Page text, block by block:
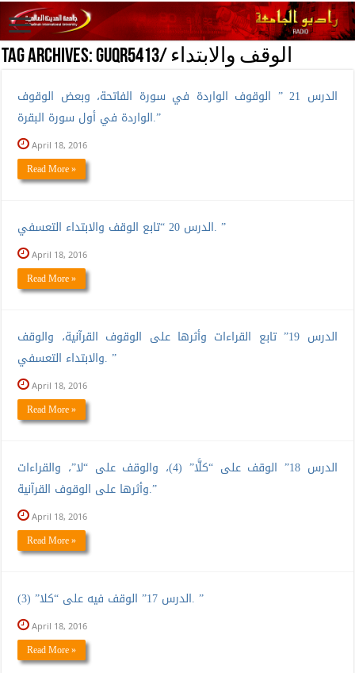
Tag Archives:
GUQR5413/ الوقف والابتداء
الدرس 21 ” الوقوف الواردة في سورة الفاتحة، وبعض الوقوف
الواردة في أول سورة البقرة.”
April 18, 2016
Read More »
الدرس 20 “تابع الوقف والابتداء التعسفي. ”
April 18, 2016
Read More »
الدرس 19” تابع القراءات وأثرها على الوقوف القرآنية، والوقف
والابتداء التعسفي. ”
April 18, 2016
Read More »
الدرس 18” الوقف على “كلَّا” (4)، والوقف على “لا”، والقراءات
وأثرها على الوقوف القرآنية.”
April 18, 2016
Read More »
الدرس 17” الوقف فيه على “كلا” (3). ”
April 18, 2016
Read More »